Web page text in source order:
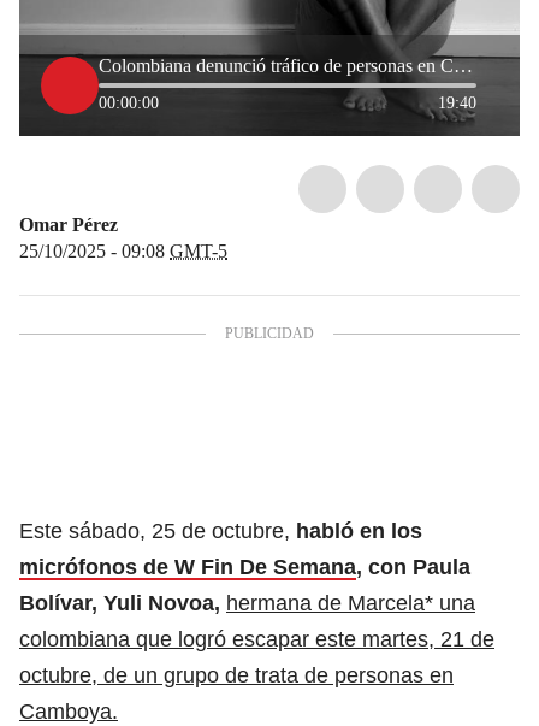
Colombiana denunció tráfico de personas en Camboya: “Nos decían que nos iban a vender y a matar”
00:00:00 19:40
Omar Pérez
25/10/2025 - 09:08 GMT-5
Este sábado, 25 de octubre, habló en los
micrófonos de W Fin De Semana, con Paula
Bolívar, Yuli Novoa, hermana de Marcela* una
colombiana que logró escapar este martes, 21 de
octubre, de un grupo de trata de personas en
Camboya.